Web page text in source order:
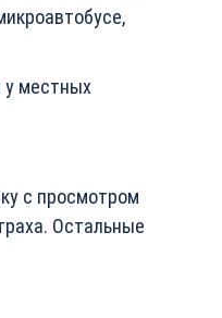
у местных
с просмотром
Остальные